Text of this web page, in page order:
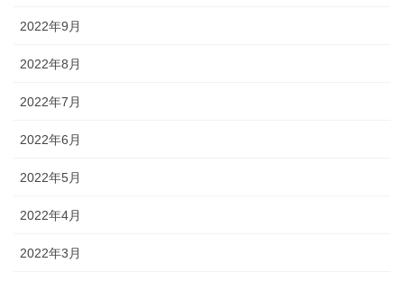
2022年9月
2022年8月
2022年7月
2022年6月
2022年5月
2022年4月
2022年3月